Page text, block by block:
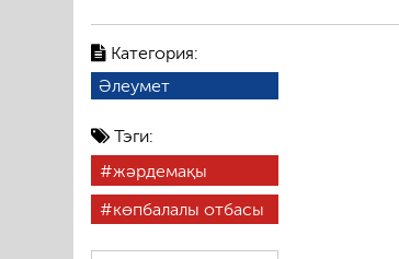
Категория:
Әлеумет
Тэги:
жәрдемақы
көпбалалы отбасы